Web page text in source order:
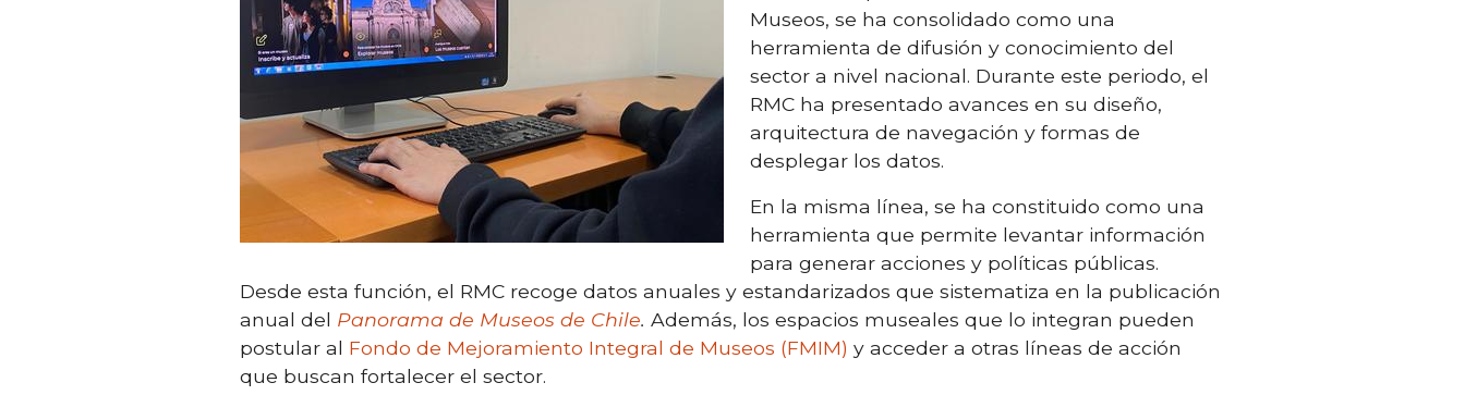
Museos, se ha consolidado como una
herramienta de difusión y conocimiento del
sector a nivel nacional. Durante este periodo, el
RMC ha presentado avances en su diseño,
arquitectura de navegación y formas de
desplegar los datos.
En la misma línea, se ha constituido como una
herramienta que permite levantar información
para generar acciones y políticas públicas.
Desde esta función, el RMC recoge datos anuales y estandarizados que sistematiza en la publicación
anual del Panorama de Museos de Chile. Además, los espacios museales que lo integran pueden
postular al Fondo de Mejoramiento Integral de Museos (FMIM) y acceder a otras líneas de acción
que buscan fortalecer el sector.